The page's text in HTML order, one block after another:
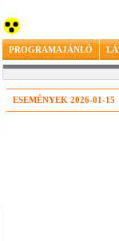
PROGRAMAJÁNLÓ
ESEMÉNYEK 2026-01-15